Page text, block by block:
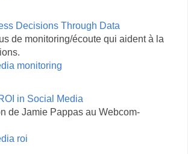
Decisions Through Data
de monitoring/écoute qui aident à la
monitoring
in Social Media
de Jamie Pappas au Webcom-
roi